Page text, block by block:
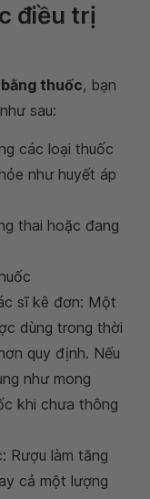
điều trị
bằng thuốc, bạn
sau:
các loại thuốc
như huyết áp
thai hoặc đang
sĩ kê đơn: Một
dùng trong thời
quy định. Nếu
như mong
khi chưa thông
Rượu làm tăng
cả một lượng